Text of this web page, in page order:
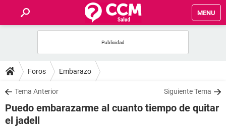
MENU
FOROS
SALUD
FAMILIA
Foros Embarazo
Tema Anterior Siguiente Tema
Puedo embarazarme al cuanto tiempo de quitar
el jadell